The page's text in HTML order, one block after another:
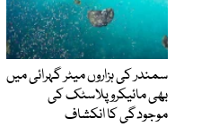
سمندر کی ہزاروں میٹر گہرائی میں
بھی مائیکرو پلاسٹک کی
موجودگی کا انکشاف